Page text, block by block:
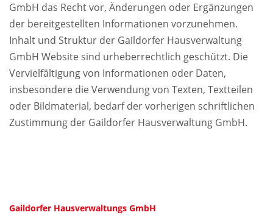
GmbH das Recht vor, Änderungen oder Ergänzungen
der bereitgestellten Informationen vorzunehmen.
Inhalt und Struktur der Gaildorfer Hausverwaltung
GmbH Website sind urheberrechtlich geschützt. Die
Vervielfältigung von Informationen oder Daten,
insbesondere die Verwendung von Texten, Textteilen
oder Bildmaterial, bedarf der vorherigen schriftlichen
Zustimmung der Gaildorfer Hausverwaltung GmbH.
Gaildorfer Hausverwaltungs GmbH